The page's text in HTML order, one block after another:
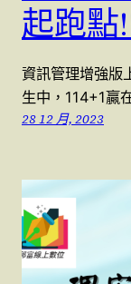
起跑點
資訊管理增強版
生中，114+1贏
28 12 月, 2023